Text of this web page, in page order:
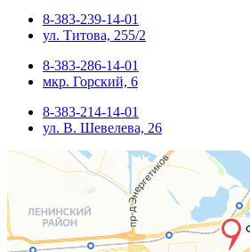
8-383-239-14-01
ул. Титова, 255/2
8-383-286-14-01
мкр. Горский, 6
8-383-214-14-01
ул. В. Шевелева, 26